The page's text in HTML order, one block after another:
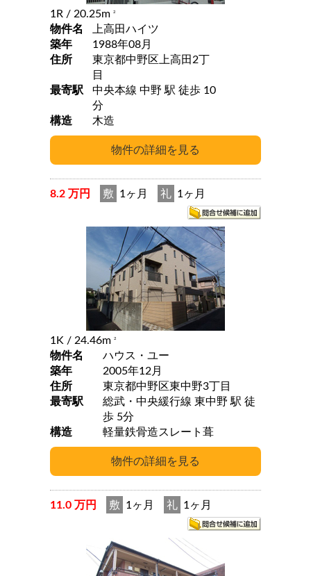
1R / 20.25m 2
物件名
上高田ハイツ
築年
1988年08月
住所
東京都中野区上高田2丁
目
最寄駅
中央本線 中野 駅 徒歩 10
分
構造
木造
8.2 万円 敷 1ヶ月 礼 1ヶ月
1K / 24.46m 2
物件名
ハウス・ユー
築年
2005年12月
住所
東京都中野区東中野3丁目
最寄駅
総武・中央緩行線 東中野 駅 徒
歩 5分
構造
軽量鉄骨造スレート葺
11.0 万円 敷 1ヶ月 礼 1ヶ月